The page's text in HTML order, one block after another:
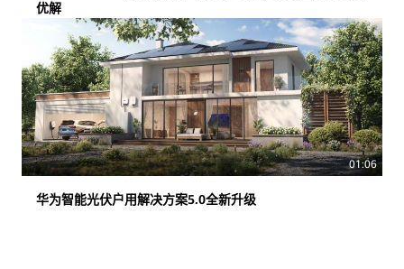
优解
01:06
华为智能光伏户用解决方案5.0全新升级